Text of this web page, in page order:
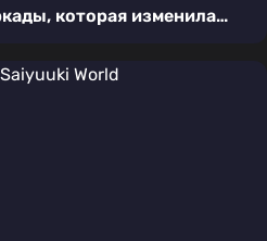
которая изменила